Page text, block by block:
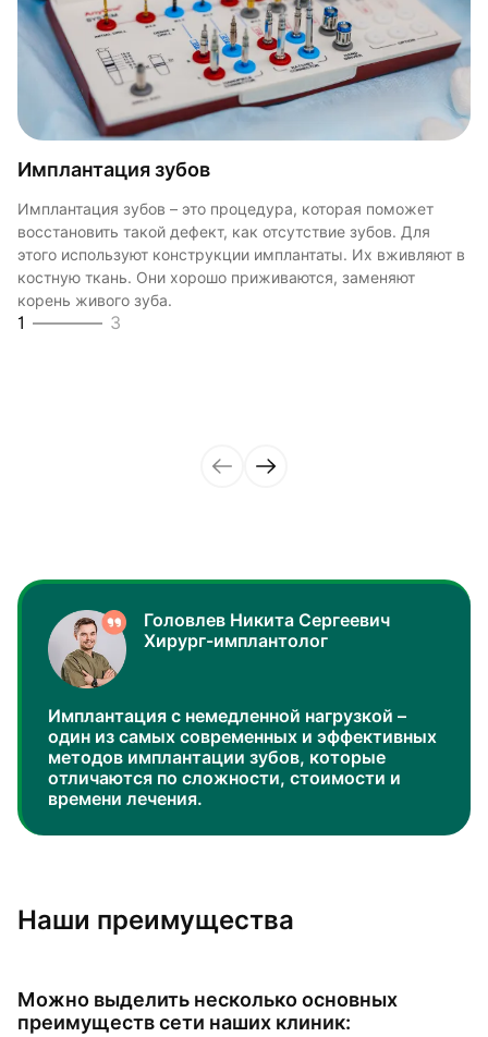
Имплантация зубов
Имплантация зубов – это процедура, которая поможет
восстановить такой дефект, как отсутствие зубов. Для
этого используют конструкции имплантаты. Их вживляют в
костную ткань. Они хорошо приживаются, заменяют
корень живого зуба.
1 3
Современные материалы
Теперь не нужно обтачивать соседние зубы, чтобы
поставить мост и даже при полной адентии возможно
применение несъемных конструкций, которые будут
фиксироваться на имплантах. Несмотря на сложность
Внимание и диагностика
Мы уделяем большое внимание подготовке пациента,
потому уже после первичной конструкции вы сможете
пройти все необходимые диагностические процедуры, что
сводит к нулю риски развития негативных последствий.
Головлев Никита Сергеевич
Хирург-имплантолог
Имплантация с немедленной нагрузкой –
один из самых современных и эффективных
методов имплантации зубов, которые
отличаются по сложности, стоимости и
времени лечения.
Наши преимущества
Можно выделить несколько основных
преимуществ сети наших клиник: